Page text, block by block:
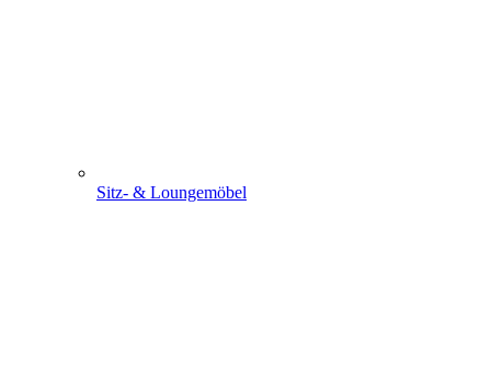
Sitz- & Loungemöbel